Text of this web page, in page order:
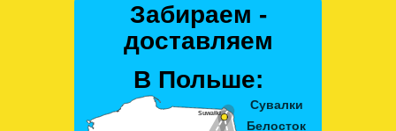
Забираем -
доставляем
В Польше: